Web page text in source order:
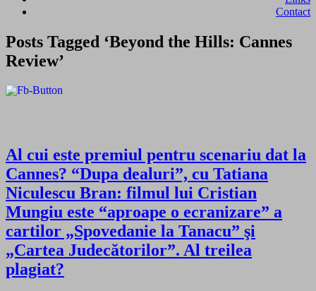
Contact
Posts Tagged ‘Beyond the Hills: Cannes
Review’
Al cui este premiul pentru scenariu dat la
Cannes? “Dupa dealuri”, cu Tatiana
Niculescu Bran: filmul lui Cristian
Mungiu este “aproape o ecranizare” a
cartilor „Spovedanie la Tanacu” şi
„Cartea Judecătorilor”. Al treilea
plagiat?